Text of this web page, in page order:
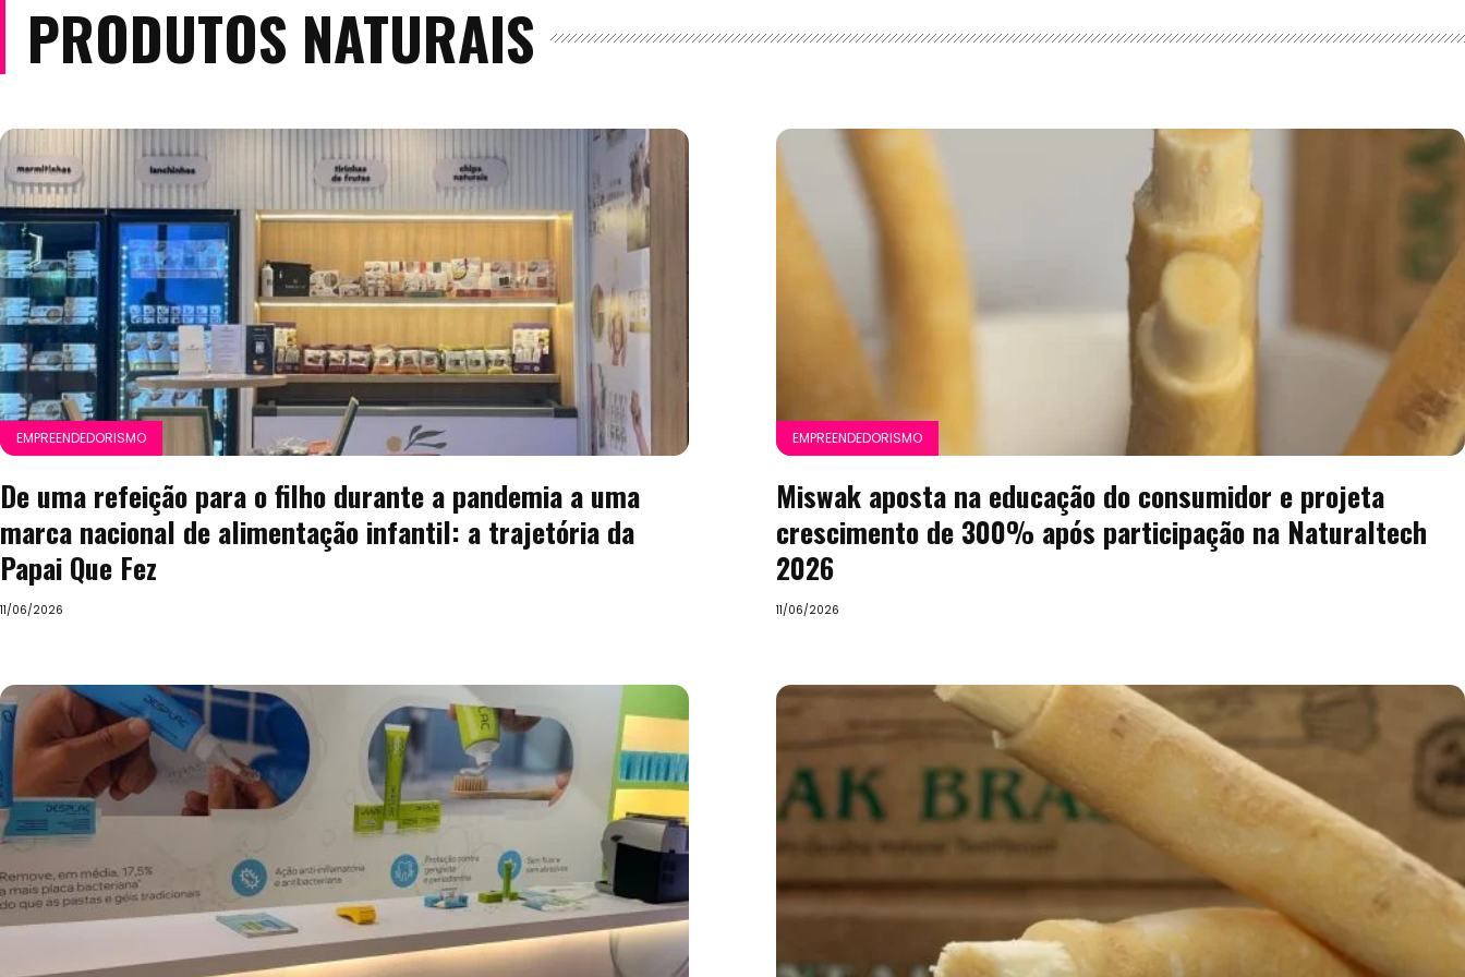
PRODUTOS NATURAIS
EMPREENDEDORISMO
De uma refeição para o filho durante a pandemia a uma
marca nacional de alimentação infantil: a trajetória da
Papai Que Fez
11/06/2026
EMPREENDEDORISMO
Miswak aposta na educação do consumidor e projeta
crescimento de 300% após participação na Naturaltech
2026
11/06/2026